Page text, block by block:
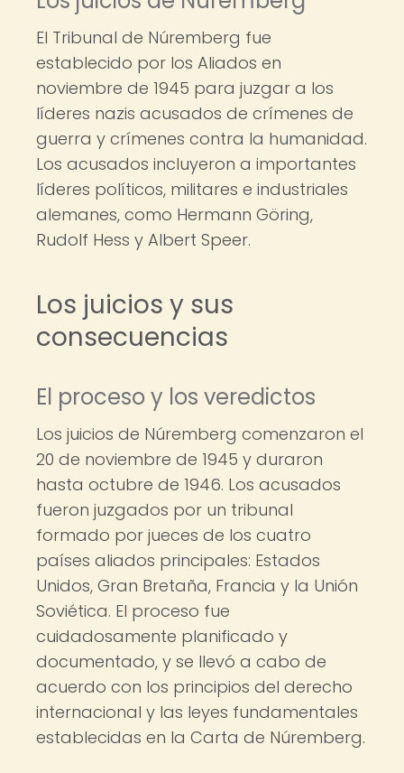
El Tribunal de Núremberg fue
establecido por los Aliados en
noviembre de 1945 para juzgar a los
líderes nazis acusados de crímenes de
guerra y crímenes contra la humanidad.
Los acusados incluyeron a importantes
líderes políticos, militares e industriales
alemanes, como Hermann Göring,
Rudolf Hess y Albert Speer.
Los juicios y sus
consecuencias
El proceso y los veredictos
Los juicios de Núremberg comenzaron el
20 de noviembre de 1945 y duraron
hasta octubre de 1946. Los acusados
fueron juzgados por un tribunal
formado por jueces de los cuatro
países aliados principales: Estados
Unidos, Gran Bretaña, Francia y la Unión
Soviética. El proceso fue
cuidadosamente planificado y
documentado, y se llevó a cabo de
acuerdo con los principios del derecho
internacional y las leyes fundamentales
establecidas en la Carta de Núremberg.